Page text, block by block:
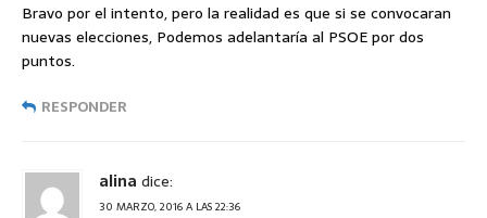
Bravo por el intento, pero la realidad es que si se convocaran
nuevas elecciones, Podemos adelantaría al PSOE por dos
puntos.
RESPONDER
alina dice:
30 MARZO, 2016 A LAS 22:36